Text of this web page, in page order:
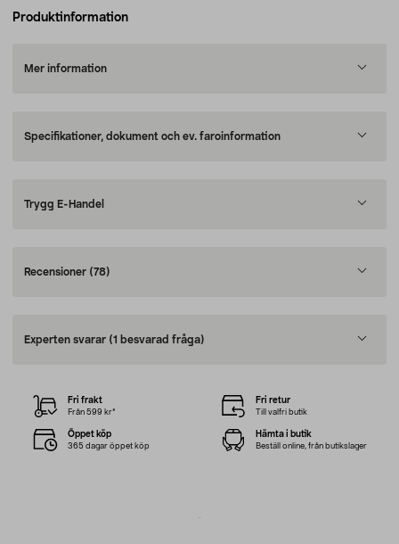
Produktinformation
Mer information
Specifikationer, dokument och ev. faroinformation
Trygg E-Handel
Recensioner (78)
Experten svarar (1 besvarad fråga)
Fri frakt
Från 599 kr*
Fri retur
Till valfri butik
Öppet köp
365 dagar öppet köp
Hämta i butik
Beställ online, från butikslager